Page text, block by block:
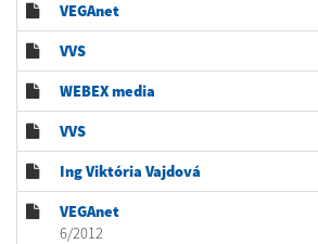
VEGAnet
VVS
WEBEX media
VVS
Ing Viktória Vajdová
VEGAnet
6/2012